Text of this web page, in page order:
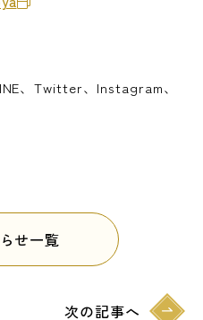
、Twitter、Instagram、
せ一覧
次の記事へ